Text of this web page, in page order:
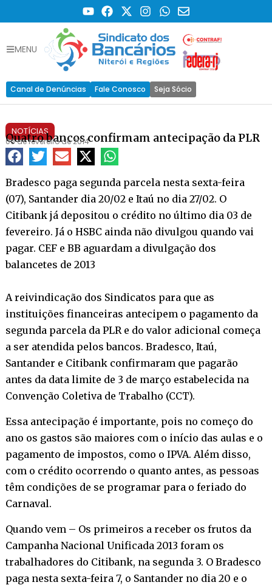
MENU
Canal de Denúncias Fale Conosco Seja Sócio
NOTÍCIAS
Quatro bancos confirmam antecipação da PLR
06 de fevereiro de 2014
Bradesco paga segunda parcela nesta sexta-feira
(07), Santander dia 20/02 e Itaú no dia 27/02. O
Citibank já depositou o crédito no último dia 03 de
fevereiro. Já o HSBC ainda não divulgou quando vai
pagar. CEF e BB aguardam a divulgação dos
balancetes de 2013
A reivindicação dos Sindicatos para que as
instituições financeiras antecipem o pagamento da
segunda parcela da PLR e do valor adicional começa
a ser atendida pelos bancos. Bradesco, Itaú,
Santander e Citibank confirmaram que pagarão
antes da data limite de 3 de março estabelecida na
Convenção Coletiva de Trabalho (CCT).
Essa antecipação é importante, pois no começo do
ano os gastos são maiores com o início das aulas e o
pagamento de impostos, como o IPVA. Além disso,
com o crédito ocorrendo o quanto antes, as pessoas
têm condições de se programar para o feriado do
Carnaval.
Quando vem – Os primeiros a receber os frutos da
Campanha Nacional Unificada 2013 foram os
trabalhadores do Citibank, na segunda 3. O Bradesco
paga nesta sexta-feira 7, o Santander no dia 20 e o